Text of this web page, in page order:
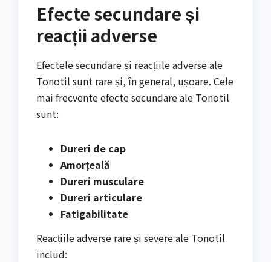
Efecte secundare și
reacții adverse
Efectele secundare și reacțiile adverse ale
Tonotil sunt rare și, în general, ușoare. Cele
mai frecvente efecte secundare ale Tonotil
sunt:
Dureri de cap
Amorțeală
Dureri musculare
Dureri articulare
Fatigabilitate
Reacțiile adverse rare și severe ale Tonotil
includ: